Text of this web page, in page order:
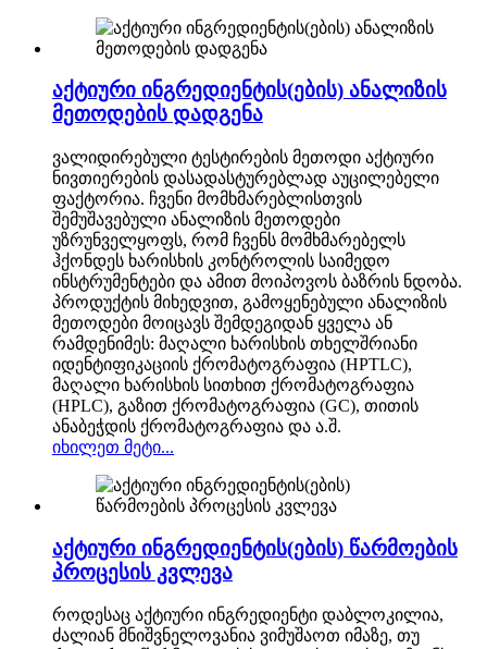
აქტიური ინგრედიენტის(ების) ანალიზის
მეთოდების დადგენა
ვალიდირებული ტესტირების მეთოდი აქტიური
ნივთიერების დასადასტურებლად აუცილებელი
ფაქტორია. ჩვენი მომხმარებლისთვის
შემუშავებული ანალიზის მეთოდები
უზრუნველყოფს, რომ ჩვენს მომხმარებელს
ჰქონდეს ხარისხის კონტროლის საიმედო
ინსტრუმენტები და ამით მოიპოვოს ბაზრის ნდობა.
პროდუქტის მიხედვით, გამოყენებული ანალიზის
მეთოდები მოიცავს შემდეგიდან ყველა ან
რამდენიმეს: მაღალი ხარისხის თხელშრიანი
იდენტიფიკაციის ქრომატოგრაფია (HPTLC),
მაღალი ხარისხის სითხით ქრომატოგრაფია
(HPLC), გაზით ქრომატოგრაფია (GC), თითის
ანაბეჭდის ქრომატოგრაფია და ა.შ.
იხილეთ მეტი...
აქტიური ინგრედიენტის(ების) წარმოების
პროცესის კვლევა
როდესაც აქტიური ინგრედიენტი დაბლოკილია,
ძალიან მნიშვნელოვანია ვიმუშაოთ იმაზე, თუ